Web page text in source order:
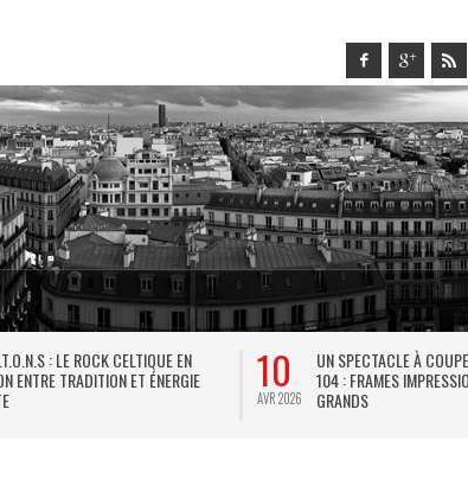
: LE ROCK CELTIQUE EN
ENTRE TRADITION ET ÉNERGIE
10
AVR 2026
UN SPECTACLE À
104 : FRAMES
GRANDS